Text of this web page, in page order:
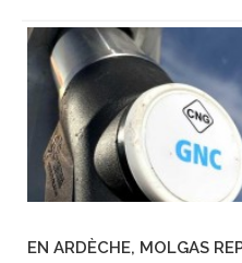
EN ARDÈCHE, MOLGAS